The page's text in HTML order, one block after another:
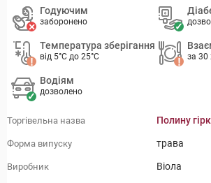
Годуючим
заборонено
Температура зберігання
від 5°C до 25°C за 30
Водіям
дозволено
Торгівельна назва Полину
Форма випуску трава
Виробник Віола